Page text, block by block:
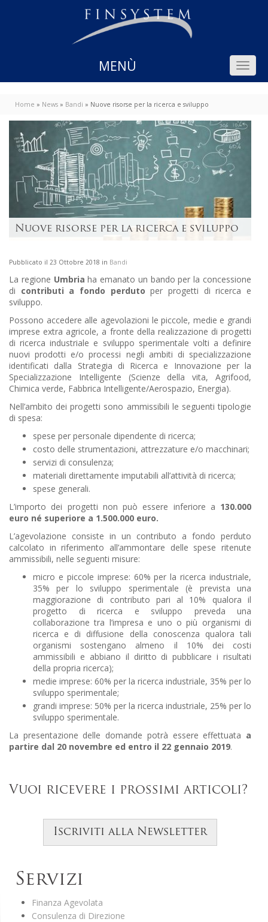
Home » News » Bandi » Nuove risorse per la ricerca e sviluppo
Nuove risorse per la ricerca e sviluppo
Pubblicato il 23 Ottobre 2018 in Bandi
La regione Umbria ha emanato un bando per la concessione
di contributi a fondo perduto per progetti di ricerca e
sviluppo.
Possono accedere alle agevolazioni le piccole, medie e grandi
imprese extra agricole, a fronte della realizzazione di progetti
di ricerca industriale e sviluppo sperimentale volti a definire
nuovi prodotti e/o processi negli ambiti di specializzazione
identificati dalla Strategia di Ricerca e Innovazione per la
Specializzazione Intelligente (Scienze della vita, Agrifood,
Chimica verde, Fabbrica Intelligente/Aerospazio, Energia).
Nell’ambito dei progetti sono ammissibili le seguenti tipologie
di spesa:
spese per personale dipendente di ricerca;
costo delle strumentazioni, attrezzature e/o macchinari;
servizi di consulenza;
materiali direttamente imputabili all’attività di ricerca;
spese generali.
L’importo dei progetti non può essere inferiore a 130.000
euro né superiore a 1.500.000 euro.
L’agevolazione consiste in un contributo a fondo perduto
calcolato in riferimento all’ammontare delle spese ritenute
ammissibili, nelle seguenti misure:
micro e piccole imprese: 60% per la ricerca industriale,
35% per lo sviluppo sperimentale (è prevista una
maggiorazione di contributo pari al 10% qualora il
progetto di ricerca e sviluppo preveda una
collaborazione tra l’impresa e uno o più organismi di
ricerca e di diffusione della conoscenza qualora tali
organismi sostengano almeno il 10% dei costi
ammissibili e abbiano il diritto di pubblicare i risultati
della propria ricerca);
medie imprese: 60% per la ricerca industriale, 35% per lo
sviluppo sperimentale;
grandi imprese: 50% per la ricerca industriale, 25% per lo
sviluppo sperimentale.
La presentazione delle domande potrà essere effettuata a
partire dal 20 novembre ed entro il 22 gennaio 2019.
Vuoi ricevere i prossimi articoli?
Iscriviti alla Newsletter
Servizi
Finanza Agevolata
Consulenza di Direzione